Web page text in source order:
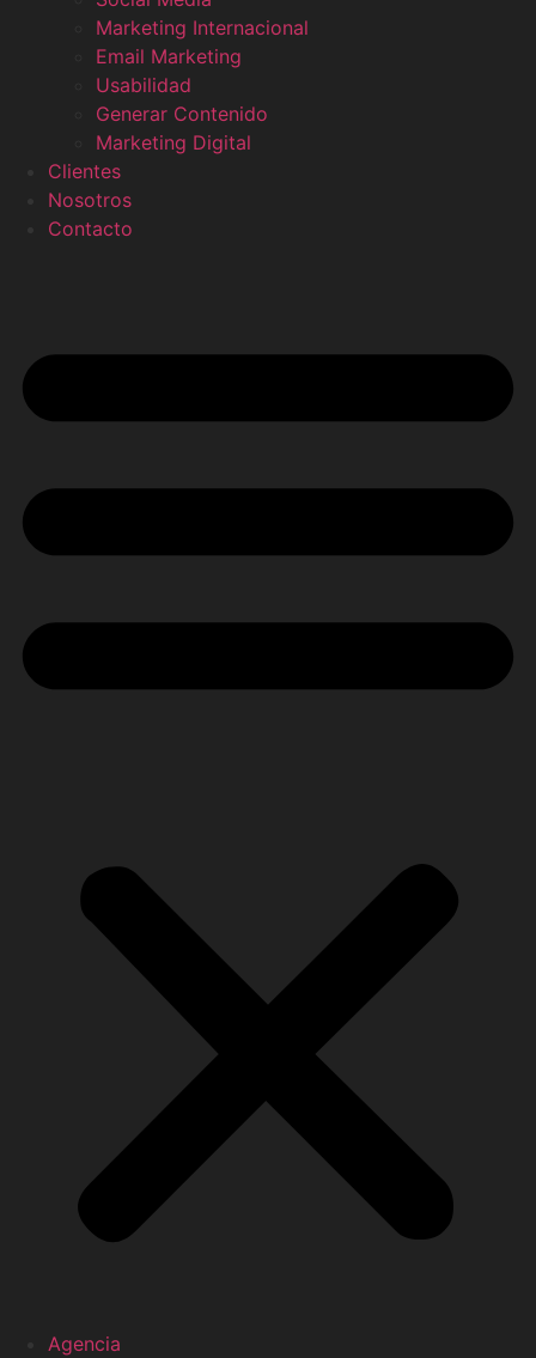
Marketing Internacional
Email Marketing
Usabilidad
Generar Contenido
Marketing Digital
Clientes
Nosotros
Contacto
Agencia